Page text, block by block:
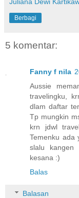
Berbagi
5 komentar:
Fanny f nila
Aussie
travelingku,
dlam daftar
Tp mungkin
krn jdwl
Temenku ada
slalu kangen
kesana :)
Balas
Balasan